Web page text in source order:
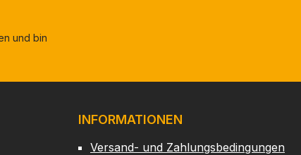
und bin
INFORMATIONEN
Versand- und Zahlungsbedingungen